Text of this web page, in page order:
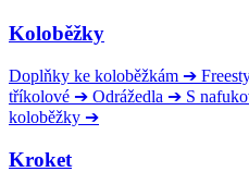
Koloběžky
Doplňky ke koloběžkám ➔
tříkolové ➔ Odrážedla ➔ S
koloběžky ➔
Kroket